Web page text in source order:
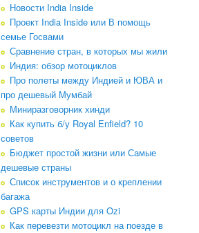
Новости India Inside
Проект India Inside или В помощь
семье Госвами
Сравнение стран, в которых мы жили
Индия: обзор мотоциклов
Про полеты между Индией и ЮВА и
про дешевый Мумбай
Миниразговорник хинди
Как купить б/у Royal Enfield? 10
советов
Бюджет простой жизни или Самые
дешевые страны
Список инструментов и о креплении
багажа
GPS карты Индии для Ozi
Как перевезти мотоцикл на поезде в